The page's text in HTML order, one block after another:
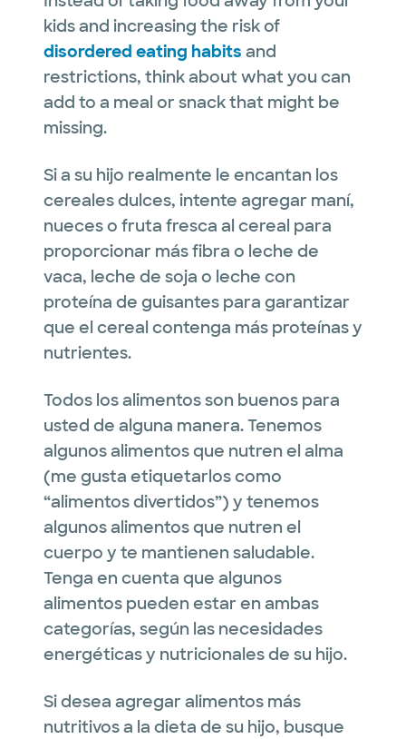
kids and increasing the risk of
disordered eating habits and
restrictions, think about what you can
add to a meal or snack that might be
missing.
Si a su hijo realmente le encantan los
cereales dulces, intente agregar maní,
nueces o fruta fresca al cereal para
proporcionar más fibra o leche de
vaca, leche de soja o leche con
proteína de guisantes para garantizar
que el cereal contenga más proteínas y
nutrientes.
Todos los alimentos son buenos para
usted de alguna manera. Tenemos
algunos alimentos que nutren el alma
(me gusta etiquetarlos como
“alimentos divertidos”) y tenemos
algunos alimentos que nutren el
cuerpo y te mantienen saludable.
Tenga en cuenta que algunos
alimentos pueden estar en ambas
categorías, según las necesidades
energéticas y nutricionales de su hijo.
Si desea agregar alimentos más
nutritivos a la dieta de su hijo, busque